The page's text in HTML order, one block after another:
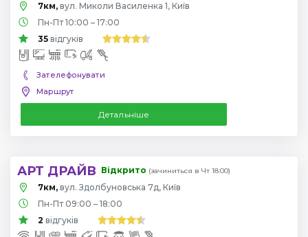
7км, вул. Миколи Василенка 1, Київ
Пн-Пт 10:00 – 17:00
35 відгуків
Зателефонувати
Маршрут
Детальніше
АРТ ДРАЙВ Відкрито (зачиниться в Чт 18:00)
7км, вул. Здолбуновська 7д, Київ
Пн-Пт 09:00 – 18:00
2 відгуків